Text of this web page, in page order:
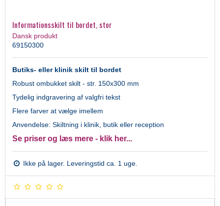
Informationsskilt til bordet, stor
Dansk produkt
69150300
Butiks- eller klinik skilt til bordet
Robust ombukket skilt - str. 150x300 mm
Tydelig indgravering af valgfri tekst
Flere farver at vælge imellem
Anvendelse: Skiltning i klinik, butik eller reception
Se priser og læs mere - klik her...
Ikke på lager. Leveringstid ca. 1 uge.